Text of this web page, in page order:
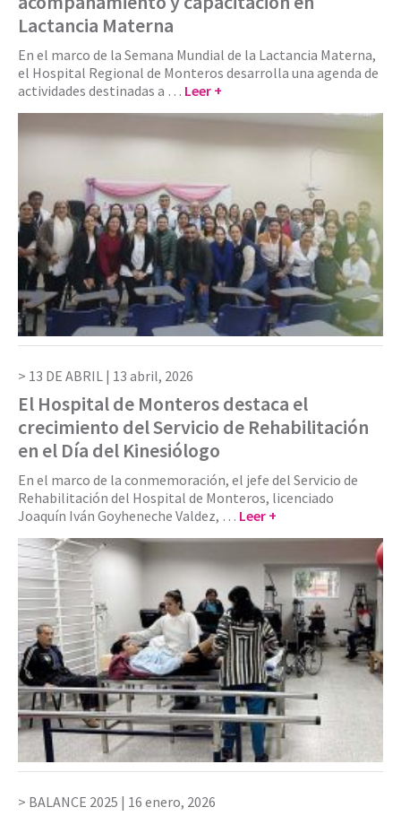
Lactancia Materna
En el marco de la Semana Mundial de la Lactancia Materna,
el Hospital Regional de Monteros desarrolla una agenda de
actividades destinadas a … Leer +
13 DE ABRIL | 13 abril, 2026
El Hospital de Monteros destaca el
crecimiento del Servicio de Rehabilitación
en el Día del Kinesiólogo
En el marco de la conmemoración, el jefe del Servicio de
Rehabilitación del Hospital de Monteros, licenciado
Joaquín Iván Goyheneche Valdez, … Leer +
BALANCE 2025 | 16 enero, 2026